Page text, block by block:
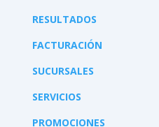
RESULTADOS
FACTURACIÓN
SUCURSALES
SERVICIOS
PROMOCIONES